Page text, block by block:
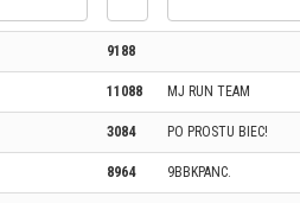
9188
11088 MJ RUN TEAM
3084 PO PROSTU BIEC!
8964 9BBKPANC.